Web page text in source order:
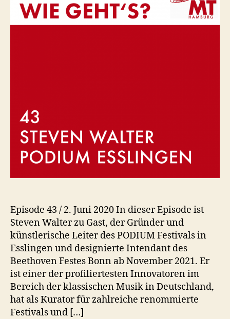
Episode 43 / 2. Juni 2020 In dieser Episode ist
Steven Walter zu Gast, der Gründer und
künstlerische Leiter des PODIUM Festivals in
Esslingen und designierte Intendant des
Beethoven Festes Bonn ab November 2021. Er
ist einer der profiliertesten Innovatoren im
Bereich der klassischen Musik in Deutschland,
hat als Kurator für zahlreiche renommierte
Festivals und […]